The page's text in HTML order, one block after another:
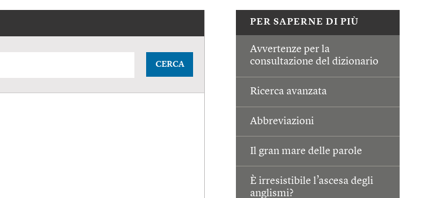
PER SAPERNE DI PIÙ
Avvertenze per la
consultazione del dizionario
Ricerca avanzata
Abbreviazioni
Il gran mare delle parole
È irresistibile l’ascesa degli
anglismi?
CERCA